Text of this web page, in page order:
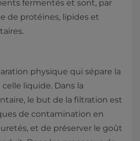
fermentés et sont, par
de protéines, lipides et
physique qui sépare la
liquide. Dans la
le but de la filtration est
de contamination en
et de préserver le goût